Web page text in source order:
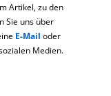
Artikel, zu den
Sie uns über
E-Mail oder
Medien.